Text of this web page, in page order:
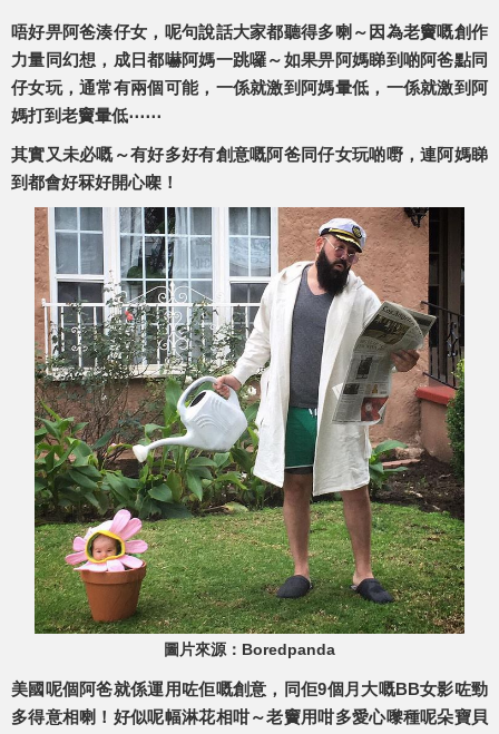
唔好畀阿爸湊仔女，呢句說話大家都聽得多喇～因為老竇嘅創作
力量同幻想，成日都嚇阿媽一跳囉～如果畀阿媽睇到啲阿爸點同
仔女玩，通常有兩個可能，一係就激到阿媽暈低，一係就激到阿
媽打到老竇暈低⋯⋯
其實又未必嘅～有好多好有創意嘅阿爸同仔女玩啲嘢，連阿媽睇
到都會好冧好開心㗎！
圖片來源：Boredpanda
美國呢個阿爸就係運用咗佢嘅創意，同佢9個月大嘅BB女影咗勁
多得意相喇！好似呢幅淋花相咁～老竇用咁多愛心嚟種呢朵寶貝